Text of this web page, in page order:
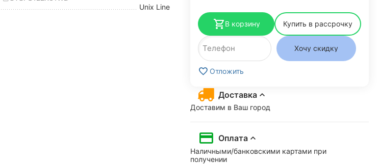
Unix Line
В корзину Купить в рассрочку
Хочу скидку
Отложить
Доставка
Доставим в Ваш город
Оплата
Наличными/банковскими картами при
получении